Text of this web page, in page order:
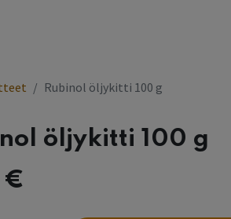
Rubinol öljykitti 100 g
öljykitti 100 g
€